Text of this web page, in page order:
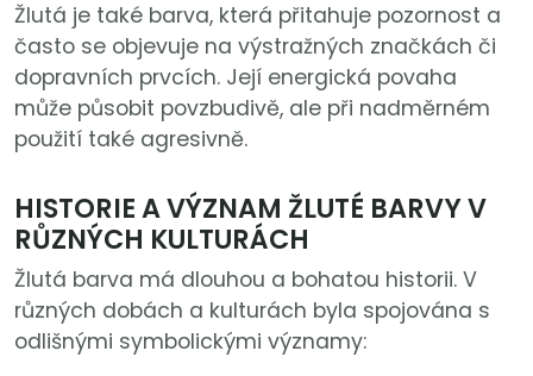
Žlutá je také barva, která přitahuje pozornost a
často se objevuje na výstražných značkách či
dopravních prvcích. Její energická povaha
může působit povzbudivě, ale při nadměrném
použití také agresivně.
HISTORIE A VÝZNAM ŽLUTÉ BARVY V
RŮZNÝCH KULTURÁCH
Žlutá barva má dlouhou a bohatou historii. V
různých dobách a kulturách byla spojována s
odlišnými symbolickými významy: